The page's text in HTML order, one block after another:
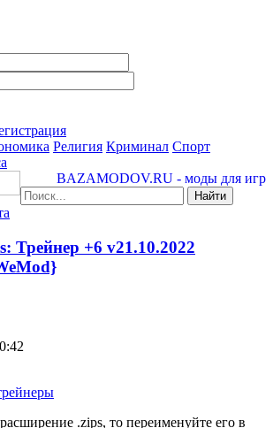
Религия Криминал Спорт
BAZAMODOV.RU - моды для игр
Найти
Трейнер +6 v21.10.2022
.zips, то переименуйте его в